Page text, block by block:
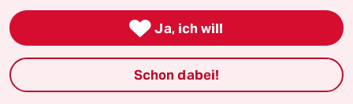
Nicht die|der ·schnellste·
Beschäftigte darf der Maßstab sein!
Aber das würde das
Ausbeutungssystem ja ad absurdum
 Ja, ich will
Schon dabei!